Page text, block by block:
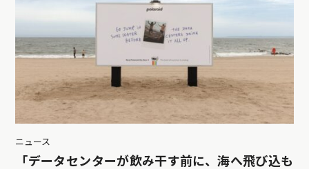
ニュース
「データセンターが飲み干す前に、海へ飛び込も